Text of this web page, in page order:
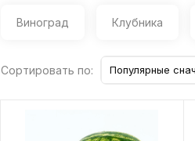
Виноград Клубника
Сортировать по: Популярные